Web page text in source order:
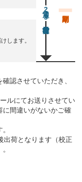
します。
通常23営業日後出荷
認させていただき、
ルにてお送りさせてい
に間違いがないかご確
出荷となります（校正